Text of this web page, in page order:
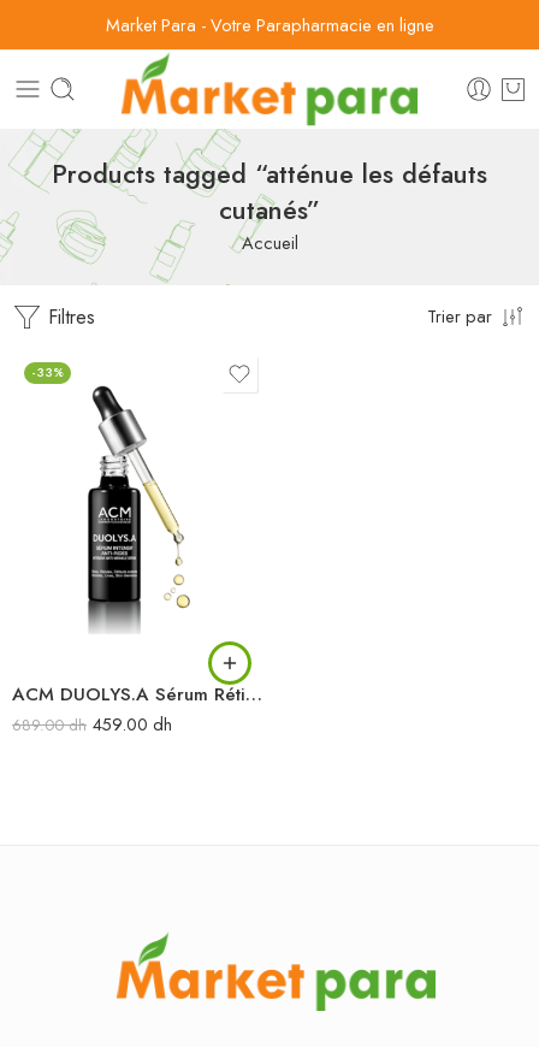
Market Para - Votre Parapharmacie en ligne
Products tagged “atténue les défauts
cutanés”
Accueil
Filtres Trier par
-33%
ACM DUOLYS.A Sérum Rétinol 30ML
689.00dh 459.00 dh